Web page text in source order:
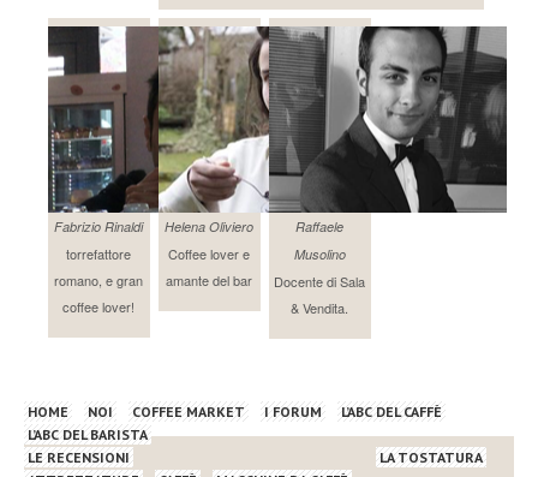
Fabrizio Rinaldi
torrefattore
romano, e gran
coffee lover!
Helena Oliviero
Coffee lover e
amante del bar
Raffaele
Musolino
Docente di Sala
& Vendita.
HOME NOI COFFEE MARKET I FORUM
L’ABC DEL CAFFÈ
L’ABC DEL BARISTA
LE RECENSIONI
LA TOSTATURA